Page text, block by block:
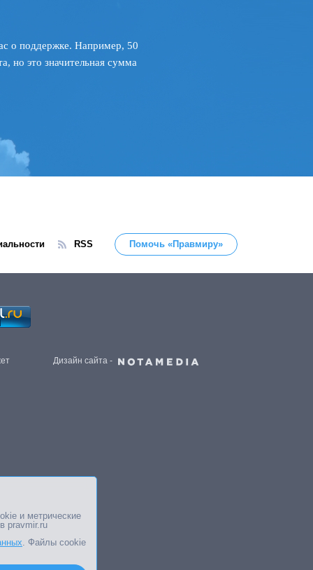
о поддержке. Например, 50
но это значительная сумма
RSS Помочь «Правмиру»
Дизайн сайта -
и метрические
в pravmir.ru
. Файлы cookie